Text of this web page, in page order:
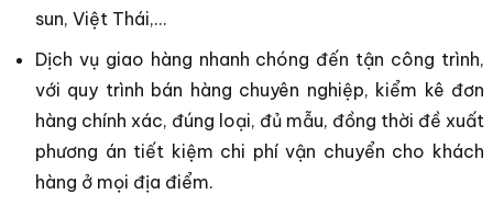
sun, Việt Thái,…
Dịch vụ giao hàng nhanh chóng đến tận công trình,
với quy trình bán hàng chuyên nghiệp, kiểm kê đơn
hàng chính xác, đúng loại, đủ mẫu, đồng thời đề xuất
phương án tiết kiệm chi phí vận chuyển cho khách
hàng ở mọi địa điểm.